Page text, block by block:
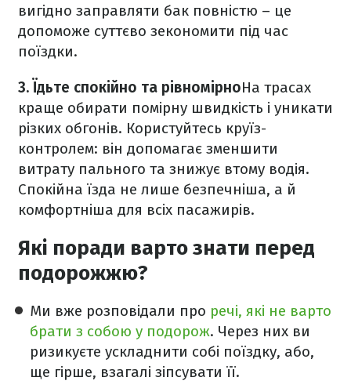
вигідно заправляти бак повністю – це
допоможе суттєво зекономити під час
поїздки.
3. Їдьте спокійно та рівномірноНа трасах
краще обирати помірну швидкість і уникати
різких обгонів. Користуйтесь круїз-
контролем: він допомагає зменшити
витрату пального та знижує втому водія.
Спокійна їзда не лише безпечніша, а й
комфортніша для всіх пасажирів.
Які поради варто знати перед
подорожжю?
Ми вже розповідали про речі, які не варто
брати з собою у подорож. Через них ви
ризикуєте ускладнити собі поїздку, або,
ще гірше, взагалі зіпсувати її.